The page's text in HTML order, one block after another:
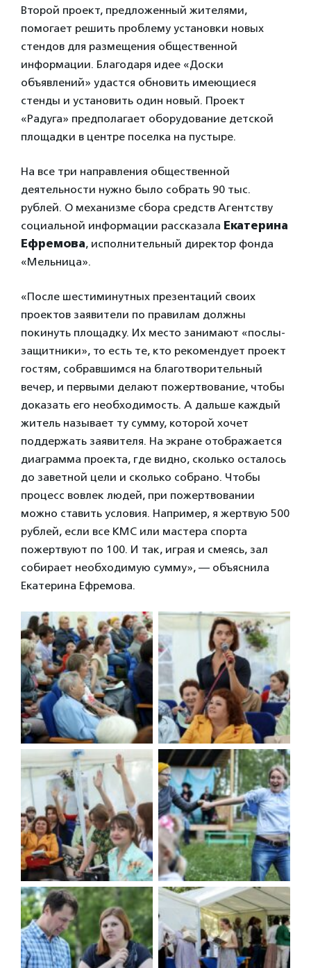
Второй проект, предложенный жителями,
помогает решить проблему установки новых
стендов для размещения общественной
информации. Благодаря идее «Доски
объявлений» удастся обновить имеющиеся
стенды и установить один новый. Проект
«Радуга» предполагает оборудование детской
площадки в центре поселка на пустыре.
На все три направления общественной
деятельности нужно было собрать 90 тыс.
рублей. О механизме сбора средств Агентству
социальной информации рассказала Екатерина
Ефремова, исполнительный директор фонда
«Мельница».
«После шестиминутных презентаций своих
проектов заявители по правилам должны
покинуть площадку. Их место занимают «послы-
защитники», то есть те, кто рекомендует проект
гостям, собравшимся на благотворительный
вечер, и первыми делают пожертвование, чтобы
доказать его необходимость. А дальше каждый
житель называет ту сумму, которой хочет
поддержать заявителя. На экране отображается
диаграмма проекта, где видно, сколько осталось
до заветной цели и сколько собрано. Чтобы
процесс вовлек людей, при пожертвовании
можно ставить условия. Например, я жертвую 500
рублей, если все КМС или мастера спорта
пожертвуют по 100. И так, играя и смеясь, зал
собирает необходимую сумму», — объяснила
Екатерина Ефремова.